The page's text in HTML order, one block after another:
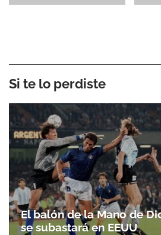
Si te lo perdiste
El balón de la Mano de
se subastará en EEUU